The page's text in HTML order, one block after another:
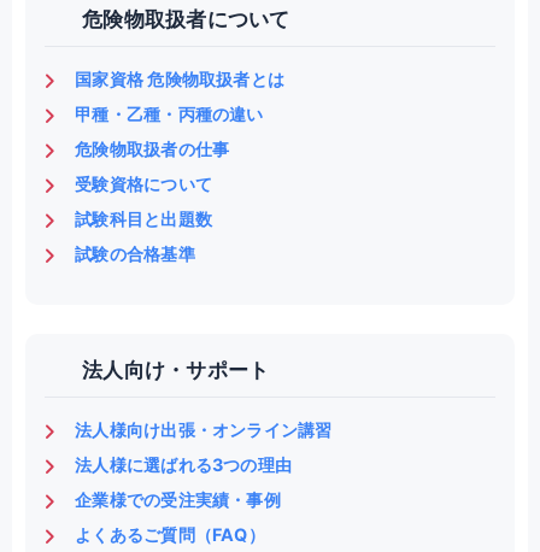
危険物取扱者について
国家資格 危険物取扱者とは
甲種・乙種・丙種の違い
危険物取扱者の仕事
受験資格について
試験科目と出題数
試験の合格基準
法人向け・サポート
法人様向け出張・オンライン講習
法人様に選ばれる3つの理由
企業様での受注実績・事例
よくあるご質問（FAQ）